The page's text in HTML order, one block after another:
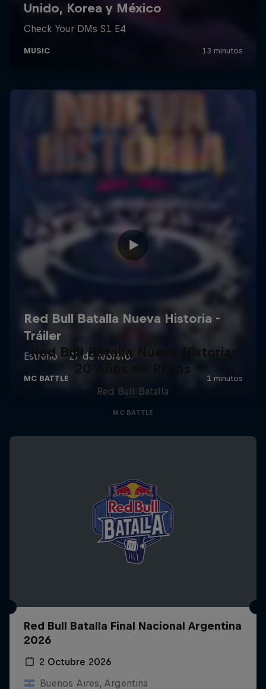
Red Bull Batalla Nueva Historia:
20 Años de Rimas
Red Bull Batalla
MC BATTLE
Red Bull Batalla Final Nacional Argentina
2026
2 Octubre 2026
Buenos Aires, Argentina